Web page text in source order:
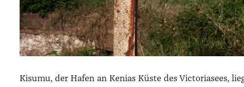
Kisumu, der Hafen an Keni­as Küs­te des Vic­to­ria­sees,